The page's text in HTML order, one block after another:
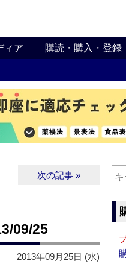
ィア 購読・購入・登録
次の記事 »
09/25
2013年09月25日 (水)